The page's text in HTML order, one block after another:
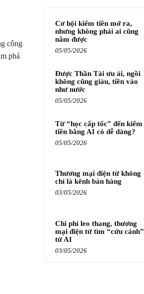
công
phá
Cơ hội kiếm tiền mở ra,
nhưng không phải ai cũng
nắm được
05/05/2026
Được Thần Tài ưu ái, ngồi
không cũng giàu, tiền vào
như nước
05/05/2026
Từ “học cấp tốc” đến kiếm
tiền bằng AI có dễ dàng?
05/05/2026
Thương mại điện tử không
chỉ là kênh bán hàng
03/05/2026
Chi phí leo thang, thương
mại điện tử tìm “cứu cánh”
từ AI
03/05/2026